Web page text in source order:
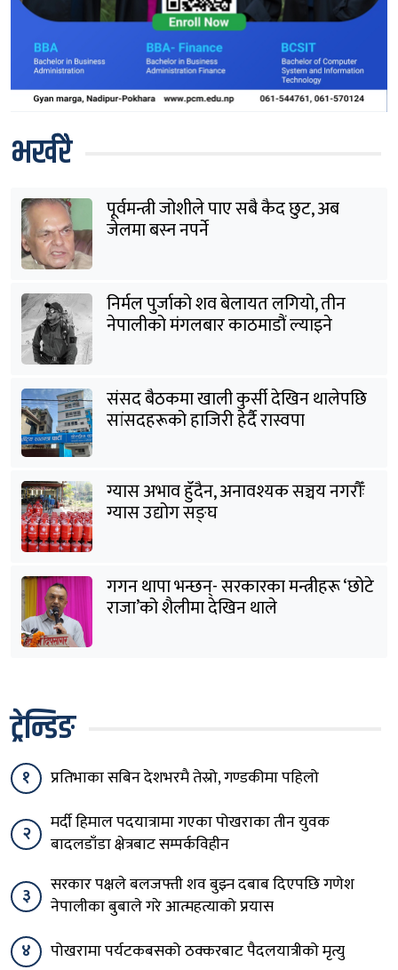
भर्खरै
पूर्वमन्त्री जोशीले पाए सबै कैद छुट, अब
जेलमा बस्न नपर्ने
निर्मल पुर्जाको शव बेलायत लगियो, तीन
नेपालीको मंगलबार काठमाडौं ल्याइने
संसद बैठकमा खाली कुर्सी देखिन थालेपछि
सांसदहरूको हाजिरी हेर्दै रास्वपा
ग्यास अभाव हुँदैन, अनावश्यक सञ्चय नगरौँः
ग्यास उद्योग सङ्घ
गगन थापा भन्छन्- सरकारका मन्त्रीहरू ‘छोटे
राजा’को शैलीमा देखिन थाले
ट्रेन्डिङ
१ प्रतिभाका सबिन देशभरमै तेस्रो, गण्डकीमा पहिलो
२
मर्दी हिमाल पदयात्रामा गएका पोखराका तीन युवक
बादलडाँडा क्षेत्रबाट सम्पर्कविहीन
३
सरकार पक्षले बलजफ्ती शव बुझ्न दबाब दिएपछि गणेश
नेपालीका बुबाले गरे आत्महत्याको प्रयास
४
पोखरामा पर्यटकबसको ठक्करबाट पैदलयात्रीको मृत्यु